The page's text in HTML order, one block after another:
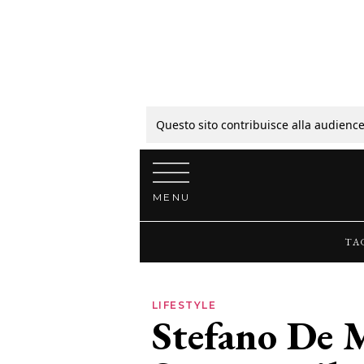
Questo sito contribuisce alla
Vai al contenuto
MENU
LIFESTYLE
Stefano De